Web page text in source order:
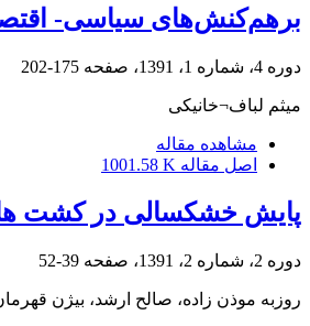
برهم‌کنش‌های سیاسی-
دوره 4، شماره 1، 1391، صفحه 175-202
میثم لباف¬خانیکی
مشاهده مقاله
اصل مقاله 1001.58 K
پایش خشکسالی در کشت های
دوره 2، شماره 2، 1391، صفحه 39-52
روزبه موذن زاده، صالح ارشد، بیژن